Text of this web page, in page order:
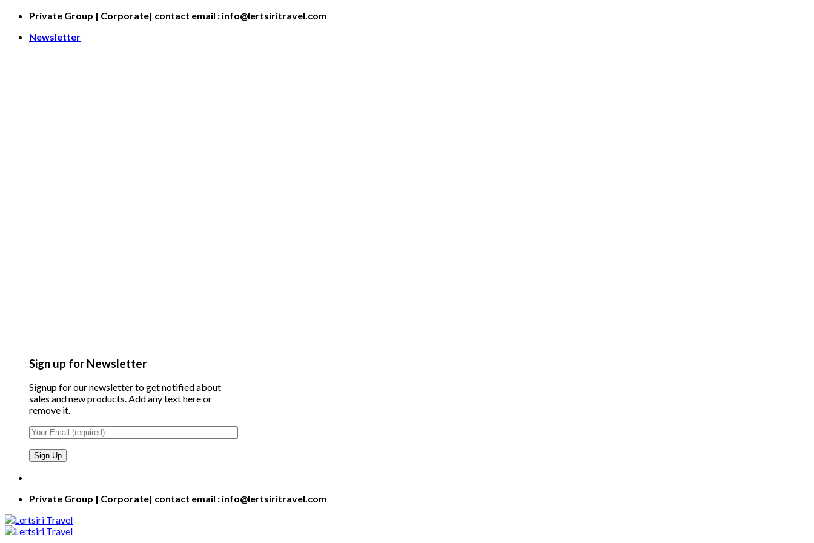
Skip
content
Private Group | Corporate| contact email : info@lertsiritravel.com
Newsletter
Sign up for Newsletter
Signup for our newsletter to get notified about
sales and new products. Add any text here or
remove it.
Private Group | Corporate| contact email : info@lertsiritravel.com